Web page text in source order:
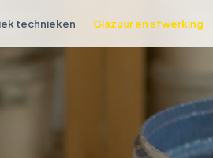
technieken Glazuur en afwerking